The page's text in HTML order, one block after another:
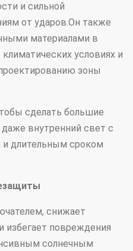
и сильной
от ударов.Он также
материалами в
условиях и
зоны
сделать большие
внутренний свет с
длительным сроком
снижает
избегает повреждения
солнечным